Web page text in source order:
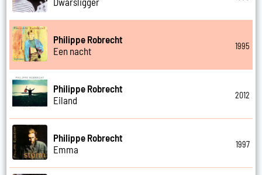
Philippe Robrecht
Een nacht
1995
Philippe Robrecht
Eiland
2012
Philippe Robrecht
Emma
1997